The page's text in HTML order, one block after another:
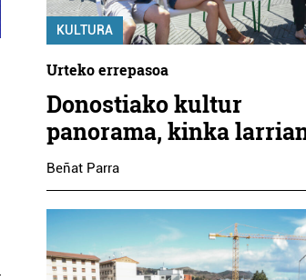
KULTURA
Urteko errepasoa
Donostiako kultur
panorama, kinka
Beñat Parra